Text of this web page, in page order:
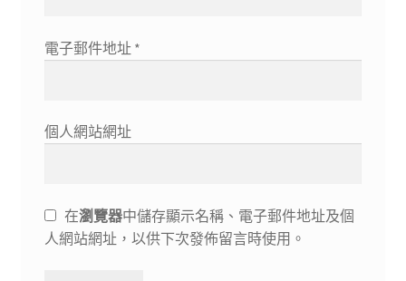
電子郵件地址 *
個人網站網址
在瀏覽器中儲存顯示名稱、電子郵件地址及個
人網站網址，以供下次發佈留言時使用。